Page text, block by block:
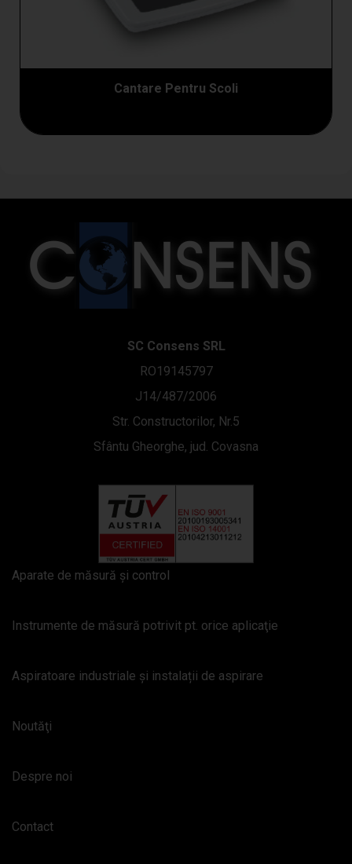
Cantare Pentru Scoli
SC Consens SRL
RO19145797
J14/487/2006
Str. Constructorilor, Nr.5
Sfântu Gheorghe, jud. Covasna
Aparate de măsură şi control
Instrumente de măsură potrivit pt. orice aplicaţie
Aspiratoare industriale și instalații de aspirare
Noutăţi
Despre noi
Contact